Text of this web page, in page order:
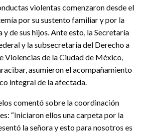
violentas comenzaron desde el
por su sustento familiar y por la
de sus hijos. Ante esto, la Secretaría
y la subsecretaria del Derecho a
Violencias de la Ciudad de México,
asumieron el acompañamiento
integral de la afectada.
comentó sobre la coordinación
“Iniciaron ellos una carpeta por la
la señora y esto para nosotros es